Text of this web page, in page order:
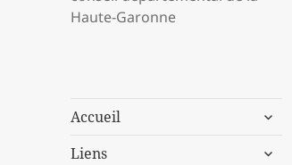
Haute-Garonne
Accueil
ouvrir
sous-
Liens
ouvrir